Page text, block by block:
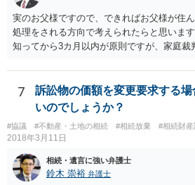
実のお父様ですので、できればお父様が住
処理をされる方向で考えられたらと思いま
知ってから3カ月以内が原則ですが、家庭裁
放棄するかどうか決めることができます。
することはありませんので、数年後に借金
ありません。 なお、私が扱った相続放棄を
伸長して調査したところ、サラ金に対する
つかったため相続したという事例がありまし
7
訴訟物の価額を変更要求する場
いのでしょうか？
#協議 #不動産・土地の相続 #相続放棄 #相続財
2018年3月11日
相続・遺言に強い弁護士
鈴木 崇裕 弁護士